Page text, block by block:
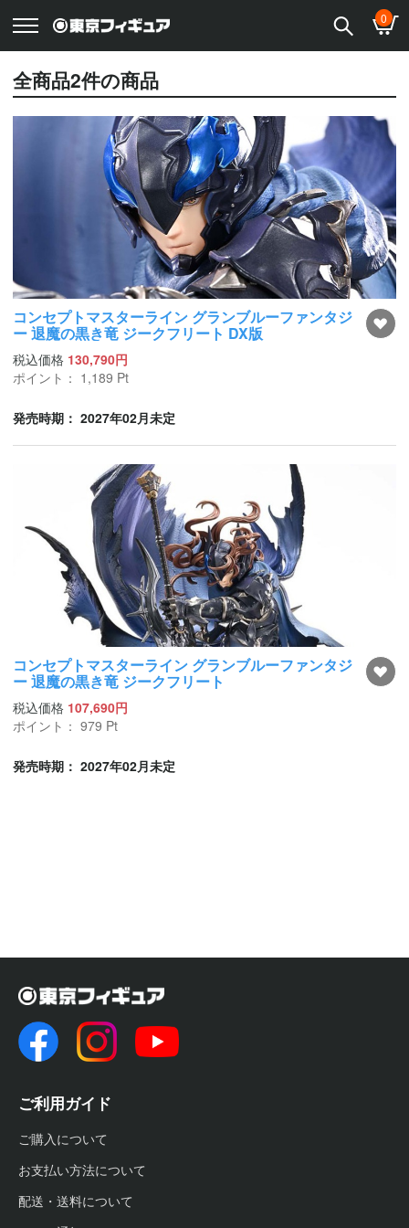
0
全商品2件の商品
コンセプトマスターライン グランブルーファンタジ
ー 退魔の黒き竜 ジークフリート DX版
税込価格 130,790円
ポイント： 1,189 Pt
発売時期： 2027年02月未定
コンセプトマスターライン グランブルーファンタジ
ー 退魔の黒き竜 ジークフリート
税込価格 107,690円
ポイント： 979 Pt
発売時期： 2027年02月未定
ご利用ガイド
ご購入について
お支払い方法について
配送・送料について